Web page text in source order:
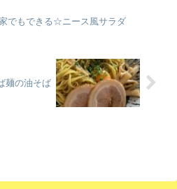
でもできる☆ニース風サラダ
麺の油そば